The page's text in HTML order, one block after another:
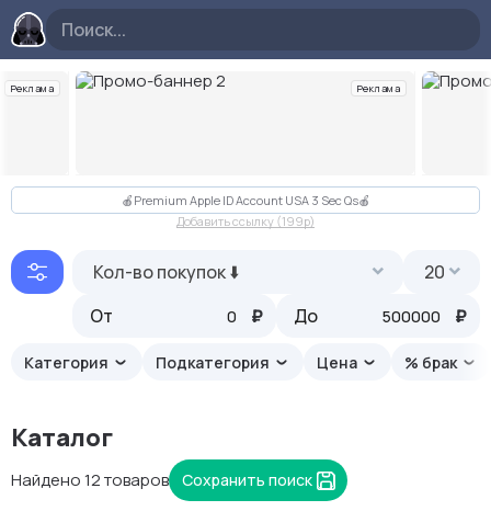
Реклама Реклама
Слайд 2 из 10
🍎Premium Apple ID Account USA 3 Sec Qs🍎
Добавить ссылку (199p)
Кол-во покупок ⬇️
От
₽ До ₽
20
Категория Подкатегория Цена % брак
Каталог
Найдено 12 товаров Сохранить поиск